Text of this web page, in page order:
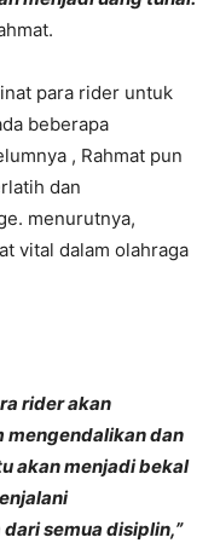
para rider untuk
beberapa
, Rahmat pun
dan
menurutnya,
vital dalam olahraga
rider akan
mengendalikan dan
akan menjadi bekal
semua disiplin,”